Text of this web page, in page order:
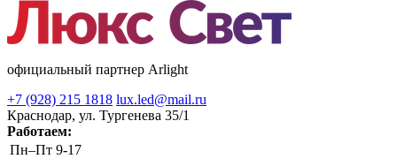
официальный партнер Arlight
+7 (928) 215 1818 lux.led@mail.ru
Краснодар, ул. Тургенева 35/1
Работаем:
Пн–Пт 9-17